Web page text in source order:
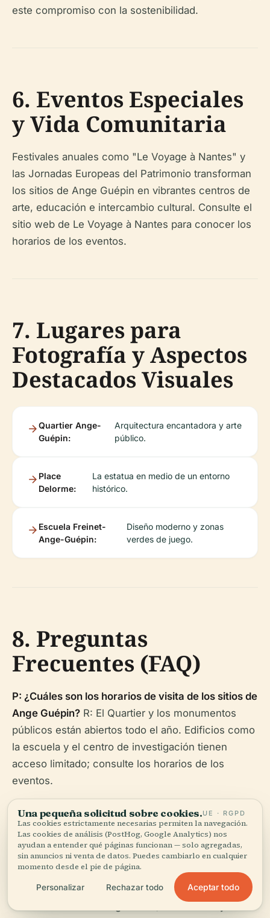
este compromiso con la sostenibilidad.
6. Eventos Especiales
y Vida Comunitaria
Festivales anuales como "Le Voyage à Nantes" y
las Jornadas Europeas del Patrimonio transforman
los sitios de Ange Guépin en vibrantes centros de
arte, educación e intercambio cultural. Consulte el
sitio web de Le Voyage à Nantes para conocer los
horarios de los eventos.
7. Lugares para
Fotografía y Aspectos
Destacados Visuales
Quartier Ange-
Guépin:
Arquitectura encantadora y arte
público.
Place
Delorme:
La estatua en medio de un entorno
histórico.
Escuela Freinet-
Ange-Guépin:
Diseño moderno y zonas
verdes de juego.
8. Preguntas
Frecuentes (FAQ)
P: ¿Cuáles son los horarios de visita de los sitios de
Ange Guépin? R: El Quartier y los monumentos
públicos están abiertos todo el año. Edificios como
la escuela y el centro de investigación tienen
acceso limitado; consulte los horarios de los
eventos.
P: ¿Hay visitas guiadas disponibles?R: Sí, los
operadores locales y las asociaciones culturales
ofrecen visitas temáticas. Consulte Nantes
Tourism.
P: ¿Hay que pagar entrada?R: La mayoría de los
sitios al aire libre son gratuitos; los museos y
Una pequeña solicitud sobre cookies.UE · RGPD
Las cookies estrictamente necesarias permiten la navegación.
Las cookies de análisis (PostHog, Google Analytics) nos
ayudan a entender qué páginas funcionan — solo agregadas,
sin anuncios ni venta de datos. Puedes cambiarlo en cualquier
momento desde el pie de página.
Personalizar Rechazar todo Aceptar todo